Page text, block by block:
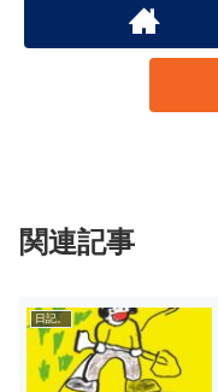
関連記事
日記。